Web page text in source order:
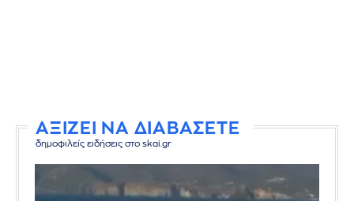
ΑΞΙΖΕΙ ΝΑ ΔΙΑΒΑΣΕΤΕ
δημοφιλείς ειδήσεις στο skai.gr